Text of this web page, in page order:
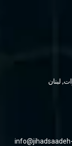
لبنان